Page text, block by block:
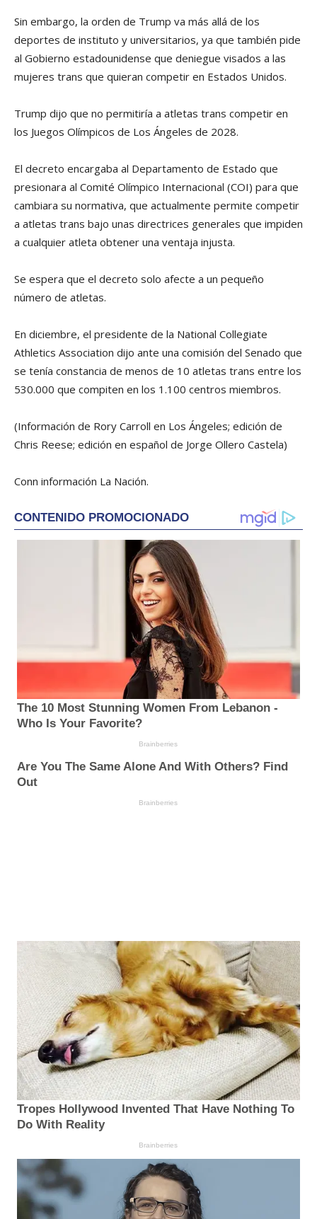
Sin embargo, la orden de Trump va más allá de los
deportes de instituto y universitarios, ya que también pide
al Gobierno estadounidense que deniegue visados a las
mujeres trans que quieran competir en Estados Unidos.
Trump dijo que no permitiría a atletas trans competir en
los Juegos Olímpicos de Los Ángeles de 2028.
El decreto encargaba al Departamento de Estado que
presionara al Comité Olímpico Internacional (COI) para que
cambiara su normativa, que actualmente permite competir
a atletas trans bajo unas directrices generales que impiden
a cualquier atleta obtener una ventaja injusta.
Se espera que el decreto solo afecte a un pequeño
número de atletas.
En diciembre, el presidente de la National Collegiate
Athletics Association dijo ante una comisión del Senado que
se tenía constancia de menos de 10 atletas trans entre los
530.000 que compiten en los 1.100 centros miembros.
(Información de Rory Carroll en Los Ángeles; edición de
Chris Reese; edición en español de Jorge Ollero Castela)
Conn información La Nación.